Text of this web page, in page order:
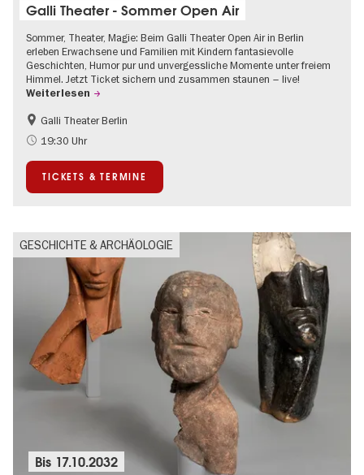
Galli Theater - Sommer Open Air
Sommer, Theater, Magie: Beim Galli Theater Open Air in Berlin
erleben Erwachsene und Familien mit Kindern fantasievolle
Geschichten, Humor pur und unvergessliche Momente unter freiem
Himmel. Jetzt Ticket sichern und zusammen staunen – live!
Weiterlesen
Barrierefrei
Going local Berlin
Kultursommer
Open Air
Galli Theater Berlin
19:30 Uhr
TICKETS & TERMINE
GESCHICHTE & ARCHÄOLOGIE
Bis 17.10.2032